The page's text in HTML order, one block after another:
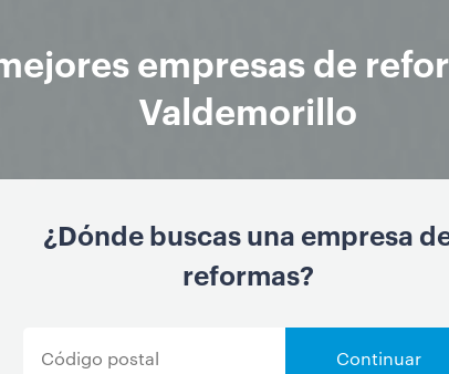
empresas de
Valdemorillo
¿Dónde buscas una empresa
reformas?
Continuar